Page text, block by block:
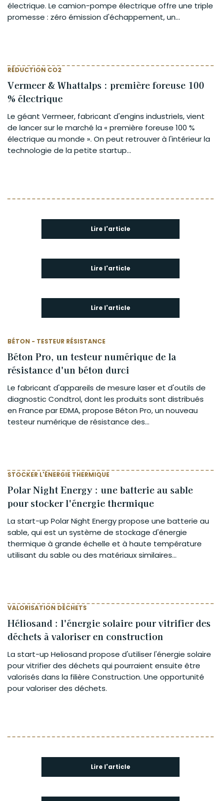
électrique. Le camion-pompe électrique offre une triple
promesse : zéro émission d'échappement, un...
RÉDUCTION CO2
Vermeer & Whattalps : première foreuse 100
% électrique
Le géant Vermeer, fabricant d'engins industriels, vient
de lancer sur le marché la « première foreuse 100 %
électrique au monde ». On peut retrouver à l'intérieur la
technologie de la petite startup...
Lire l'article
Lire l'article
Lire l'article
BÉTON - TESTEUR RÉSISTANCE
Béton Pro, un testeur numérique de la
résistance d'un béton durci
Le fabricant d'appareils de mesure laser et d'outils de
diagnostic Condtrol, dont les produits sont distribués
en France par EDMA, propose Béton Pro, un nouveau
testeur numérique de résistance des...
STOCKER L'ÉNERGIE THERMIQUE
Polar Night Energy : une batterie au sable
pour stocker l'énergie thermique
La start-up Polar Night Energy propose une batterie au
sable, qui est un système de stockage d'énergie
thermique à grande échelle et à haute température
utilisant du sable ou des matériaux similaires...
VALORISATION DÉCHETS
Héliosand : l'énergie solaire pour vitrifier des
déchets à valoriser en construction
La start-up Heliosand propose d'utiliser l'énergie solaire
pour vitrifier des déchets qui pourraient ensuite être
valorisés dans la filière Construction. Une opportunité
pour valoriser des déchets.
Lire l'article